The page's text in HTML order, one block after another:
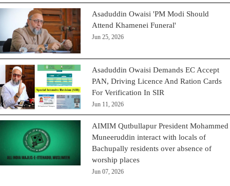
Asaduddin Owaisi 'PM Modi Should
Attend Khamenei Funeral'
Jun 25, 2026
Asaduddin Owaisi Demands EC Accept
PAN, Driving Licence And Ration Cards
For Verification In SIR
Jun 11, 2026
AIMIM Qutbullapur President Mohammed
Muneeruddin interact with locals of
Bachupally residents over absence of
worship places
Jun 07, 2026